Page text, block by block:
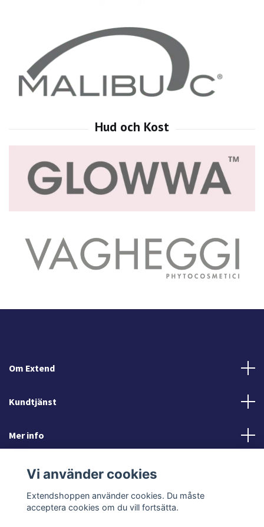
Om Extend
Kundtjänst
Mer info
Sociala medier
Vi använder cookies
Extendshoppen använder cookies. Du måste
acceptera cookies om du vill fortsätta.